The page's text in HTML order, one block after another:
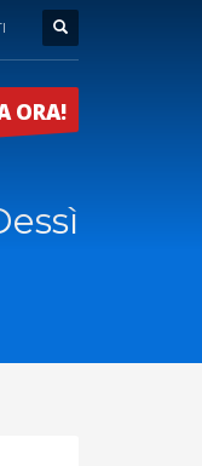
ORA!